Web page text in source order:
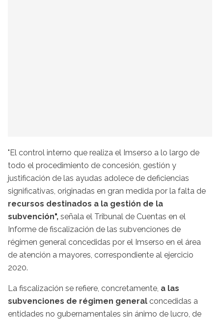
"El control interno que realiza el Imserso a lo largo de
todo el procedimiento de concesión, gestión y
justificación de las ayudas adolece de deficiencias
significativas, originadas en gran medida por la falta de
recursos destinados a la gestión de la
subvención", señala el Tribunal de Cuentas en el
Informe de fiscalización de las subvenciones de
régimen general concedidas por el Imserso en el área
de atención a mayores, correspondiente al ejercicio
2020.
La fiscalización se refiere, concretamente, a las
subvenciones de régimen general concedidas a
entidades no gubernamentales sin ánimo de lucro, de